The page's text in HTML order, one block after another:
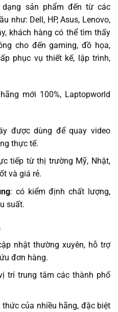
sản phẩm đến từ các
như: Dell, HP, Asus, Lenovo,
khách hàng có thể tìm thấy
cho đến gaming, đồ họa,
phục vụ thiết kế, lập trình,
mới 100%, Laptopworld
được dùng để quay video
thực tế.
tiếp từ thị trường Mỹ, Nhật,
và giá rẻ.
: có kiểm định chất lượng,
suất.
nhật thường xuyên, hỗ trợ
đơn hàng.
trí trung tâm các thành phố
của nhiều hãng, đặc biệt